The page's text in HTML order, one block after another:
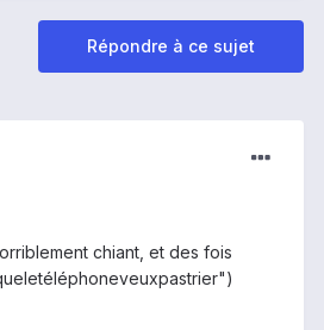
Répondre à ce sujet
chiant, et des fois